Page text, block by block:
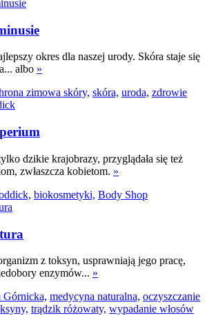
okres dla naszej urody. Skóra staje się
albo »
zimowa skóry, skóra, uroda, zdrowie
dzikie krajobrazy, przyglądała się też
zwłaszcza kobietom. »
biokosmetyki, Body Shop
z toksyn, usprawniają jego pracę,
enzymów... »
Górnicka, medycyna naturalna, oczyszczanie
trądzik różowaty, wypadanie włosów